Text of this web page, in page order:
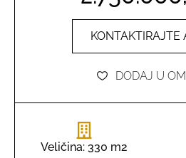
KONTAKTIRAJTE
DODAJ U
Veličina: 330 m2